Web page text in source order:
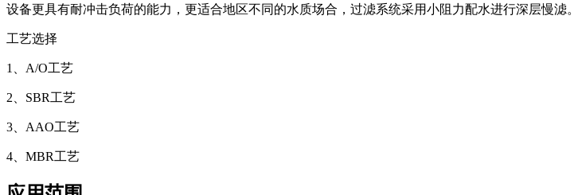
设备更具有耐冲击负荷的能力，更适合地区不同的水质场合，过滤系统采用小阻力配水进行深层慢滤。
工艺选择
1、A/O工艺
2、SBR工艺
3、AAO工艺
4、MBR工艺